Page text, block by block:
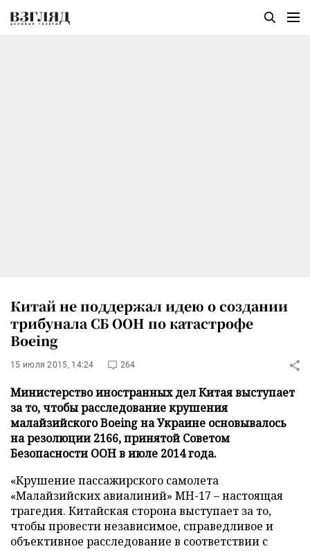
Китай не поддержал идею о создании
трибунала СБ ООН по катастрофе
Boeing
15 июля 2015, 14:24 264
Министерство иностранных дел Китая выступает
за то, чтобы расследование крушения
малайзийского Boeing на Украине основывалось
на резолюции 2166, принятой Советом
Безопасности ООН в июле 2014 года.
«Крушение пассажирского самолета
«Малайзийских авиалиний» MH-17 – настоящая
трагедия. Китайская сторона выступает за то,
чтобы провести независимое, справедливое и
объективное расследование в соответствии с